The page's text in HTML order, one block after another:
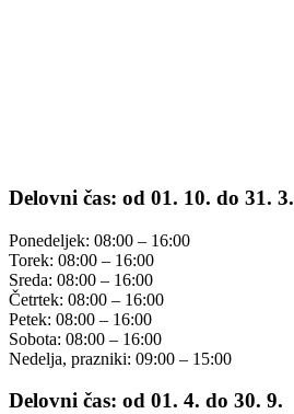
Delovni čas: od 01. 10. do 31. 3.
Ponedeljek: 08:00 – 16:00
Torek: 08:00 – 16:00
Sreda: 08:00 – 16:00
Četrtek: 08:00 – 16:00
Petek: 08:00 – 16:00
Sobota: 08:00 – 16:00
Nedelja, prazniki: 09:00 – 15:00
Delovni čas: od 01. 4. do 30. 9.